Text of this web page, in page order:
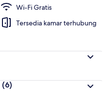
Wi-Fi Gratis
Tersedia kamar terhubung
(6)